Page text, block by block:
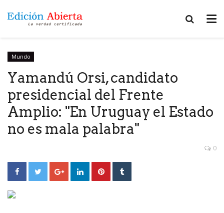
Mundo
Yamandú Orsi, candidato
presidencial del Frente
Amplio: "En Uruguay el Estado
no es mala palabra"
0